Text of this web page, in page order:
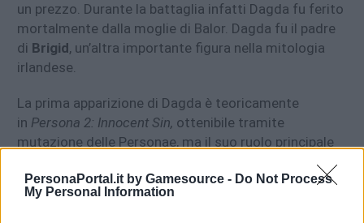
PersonaPortal.it by Gamesource - Do Not Process
My Personal Information
un prezzo. Durante la battaglia infatti Dagda fu ferito
mortalmente dalla moglie di Balor. Dagda fu il padre
di Brigid, un’altra importante figura nella mitologia
irlandese.
La prima apparizione di Dagda è teoricamente
in Persona 2: Innocent Sin, ottenibile tramite
mutazione delle Personae, ma il suo ruolo principale
Shin Megami Tensei
IV: Apocalypse,dove ha un ruolo importantissimo in
quanto alleato principale del protagonista, in cui fa